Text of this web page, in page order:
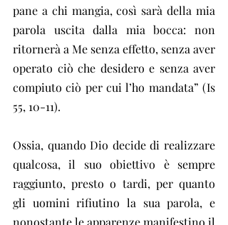
pane a chi mangia, così sarà della mia
parola uscita dalla mia bocca: non
ritornerà a Me senza effetto, senza aver
operato ciò che desidero e senza aver
compiuto ciò per cui l’ho mandata” (Is
55, 10-11).
Ossia, quando Dio decide di realizzare
qualcosa, il suo obiettivo è sempre
raggiunto, presto o tardi, per quanto
gli uomini rifiutino la sua parola, e